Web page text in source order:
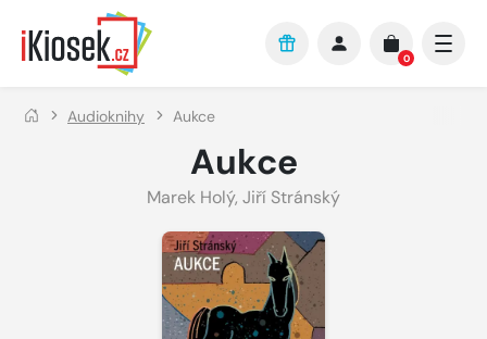
Přejít na hlavní obsah
0
Audioknihy Aukce
Aukce
Marek Holý, Jiří Stránský